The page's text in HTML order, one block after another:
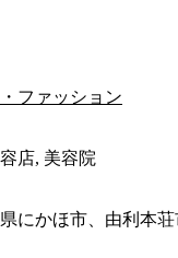
ファッション
店, 美容院
にかほ市、由利本荘